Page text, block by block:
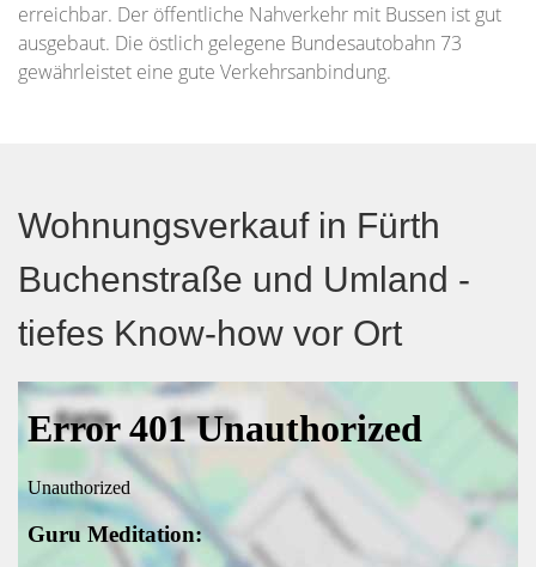
erreichbar. Der öffentliche Nahverkehr mit Bussen ist gut
ausgebaut. Die östlich gelegene Bundesautobahn 73
gewährleistet eine gute Verkehrsanbindung.
Wohnungsverkauf in Fürth
Buchenstraße und Umland -
tiefes Know-how vor Ort